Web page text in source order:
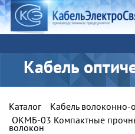
Кабель
Каталог
Кабель
ОКМБ-03 Компактные
волокон